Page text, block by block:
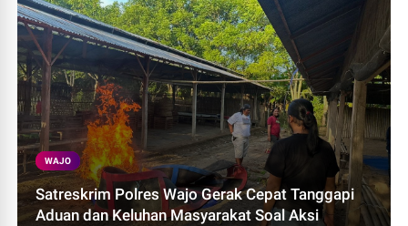
WAJO
Satreskrim Polres Wajo Gerak Cepat Tanggapi
Aduan dan Keluhan Masyarakat Soal Aksi